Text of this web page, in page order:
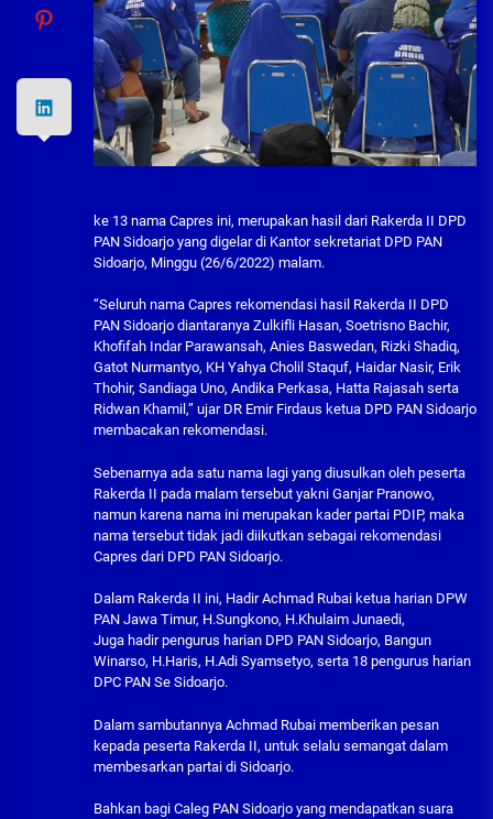
ke 13 nama Capres ini, merupakan hasil dari Rakerda II DPD
PAN Sidoarjo yang digelar di Kantor sekretariat DPD PAN
Sidoarjo, Minggu (26/6/2022) malam.
“Seluruh nama Capres rekomendasi hasil Rakerda II DPD
PAN Sidoarjo diantaranya Zulkifli Hasan, Soetrisno Bachir,
Khofifah Indar Parawansah, Anies Baswedan, Rizki Shadiq,
Gatot Nurmantyo, KH Yahya Cholil Staquf, Haidar Nasir, Erik
Thohir, Sandiaga Uno, Andika Perkasa, Hatta Rajasah serta
Ridwan Khamil,” ujar DR Emir Firdaus ketua DPD PAN Sidoarjo
membacakan rekomendasi.
Sebenarnya ada satu nama lagi yang diusulkan oleh peserta
Rakerda II pada malam tersebut yakni Ganjar Pranowo,
namun karena nama ini merupakan kader partai PDIP, maka
nama tersebut tidak jadi diikutkan sebagai rekomendasi
Capres dari DPD PAN Sidoarjo.
Dalam Rakerda II ini, Hadir Achmad Rubai ketua harian DPW
PAN Jawa Timur, H.Sungkono, H.Khulaim Junaedi,
Juga hadir pengurus harian DPD PAN Sidoarjo, Bangun
Winarso, H.Haris, H.Adi Syamsetyo, serta 18 pengurus harian
DPC PAN Se Sidoarjo.
Dalam sambutannya Achmad Rubai memberikan pesan
kepada peserta Rakerda II, untuk selalu semangat dalam
membesarkan partai di Sidoarjo.
Bahkan bagi Caleg PAN Sidoarjo yang mendapatkan suara